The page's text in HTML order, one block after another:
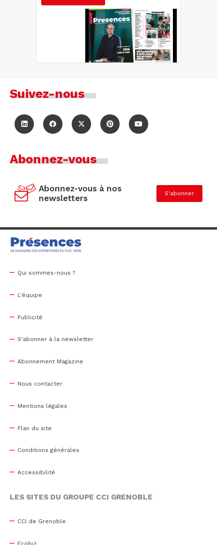
Suivez-nous
Abonnez-vous
Abonnez-vous à nos
newsletters
S'abonner
Qui sommes-nous ?
L'équipe
Publicité
S'abonner à la newsletter
Abonnement Magazine
Nous contacter
Mentions légales
Plan du site
Conditions générales
Accessibilité
LES SITES DU GROUPE CCI GRENOBLE
CCI de Grenoble
Ecobiz